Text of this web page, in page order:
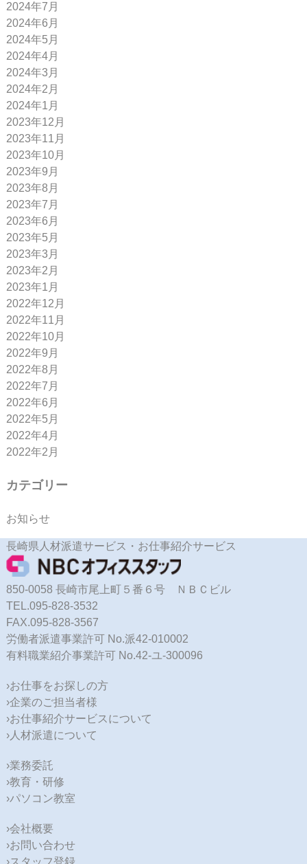
2024年7月
2024年6月
2024年5月
2024年4月
2024年3月
2024年2月
2024年1月
2023年12月
2023年11月
2023年10月
2023年9月
2023年8月
2023年7月
2023年6月
2023年5月
2023年3月
2023年2月
2023年1月
2022年12月
2022年11月
2022年10月
2022年9月
2022年8月
2022年7月
2022年6月
2022年5月
2022年4月
2022年2月
カテゴリー
お知らせ
長崎県人材派遣サービス・お仕事紹介サービス
850-0058 長崎市尾上町５番６号 ＮＢＣビル
TEL.095-828-3532
FAX.095-828-3567
労働者派遣事業許可 No.派42-010002
有料職業紹介事業許可 No.42-ユ-300096
›お仕事をお探しの方
›企業のご担当者様
›お仕事紹介サービスについて
›人材派遣について
›業務委託
›教育・研修
›パソコン教室
›会社概要
›お問い合わせ